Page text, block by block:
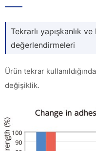
Tekrarlı yapışkanlık
değerlendirmeleri
Ürün tekrar
değişiklik.